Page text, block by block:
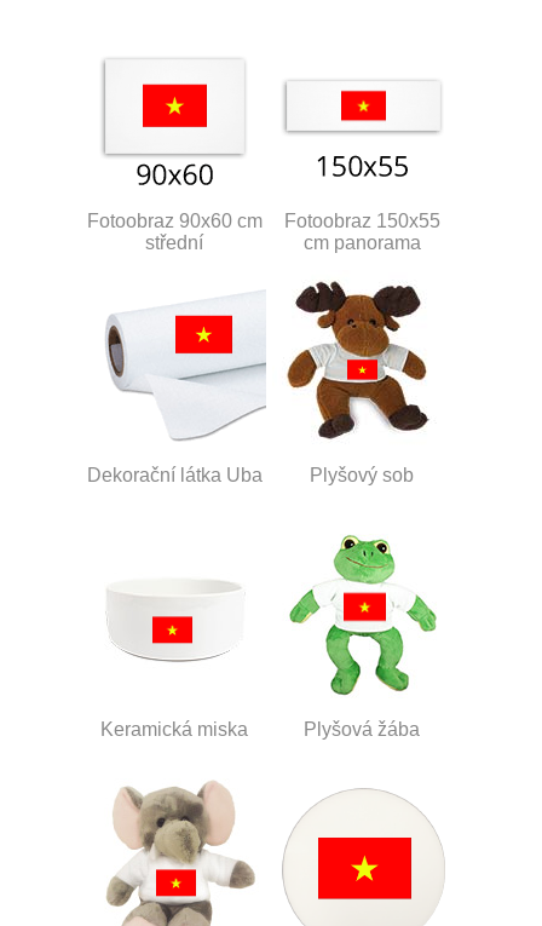
Fotoobraz 90x60 cm
střední
Fotoobraz 150x55
cm panorama
Dekorační látka Uba Plyšový sob
Keramická miska Plyšová žába